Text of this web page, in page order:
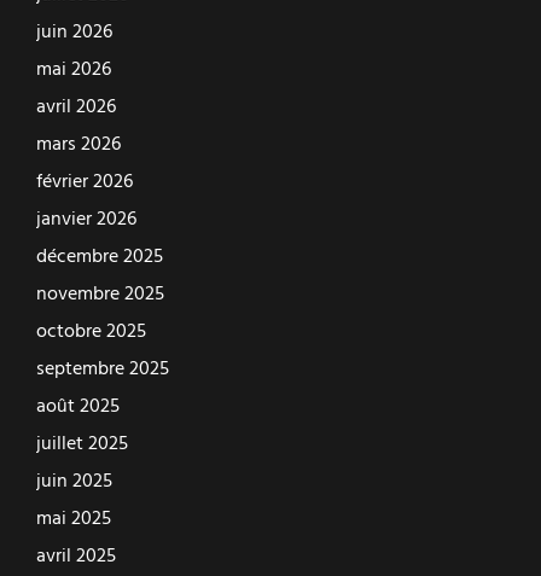
juin 2026
mai 2026
avril 2026
mars 2026
février 2026
janvier 2026
décembre 2025
novembre 2025
octobre 2025
septembre 2025
août 2025
juillet 2025
juin 2025
mai 2025
avril 2025